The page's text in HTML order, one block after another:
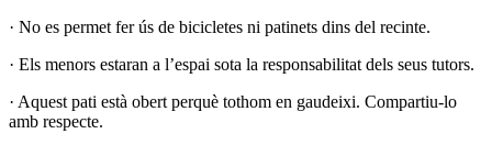
· No es permet fer ús de bicicletes ni patinets dins del recinte.
· Els menors estaran a l’espai sota la responsabilitat dels seus tutors.
· Aquest pati està obert perquè tothom en gaudeixi. Compartiu-lo
amb respecte.